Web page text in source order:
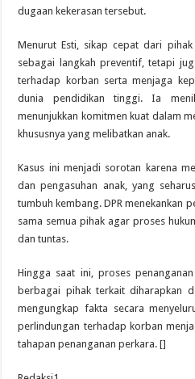
dugaan kekerasan tersebut.
Menurut Esti, sikap cepat dari
sebagai langkah preventif, tetapi
terhadap korban serta menjaga
dunia pendidikan tinggi. Ia
menunjukkan komitmen kuat dalam
khususnya yang melibatkan anak.
Kasus ini menjadi sorotan karena
dan pengasuhan anak, yang
tumbuh kembang. DPR menekankan
sama semua pihak agar proses
dan tuntas.
Hingga saat ini, proses
berbagai pihak terkait diharapkan
mengungkap fakta secara
perlindungan terhadap korban
tahapan penanganan perkara. []